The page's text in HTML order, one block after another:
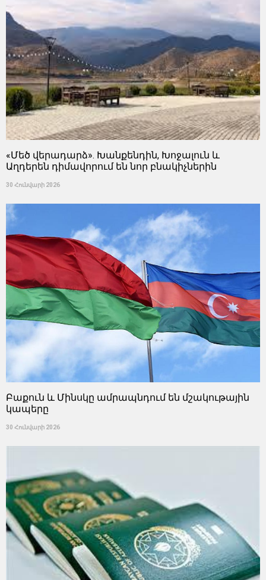
«Մեծ վերադարձ». Խանքենդին, Խոջալուն և
Աղդերեն դիմավորում են նոր բնակիչներին
30 Հունվարի 2026
Բաքուն և Մինսկը ամրապնդում են մշակութային
կապերը
30 Հունվարի 2026